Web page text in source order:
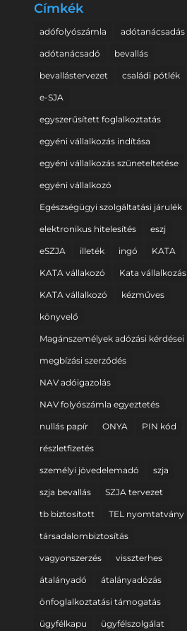
Címkék
adófolyószámla adótanácsadás
adótanácsadó bevallás
bevallástervezet családi pótlék
e-SJA
egyszerűsített foglalkoztatás
egyéni vállalkozás indítása
egyéni vállalkozás szüneteltetése
egyéni vállalkozó
Egészségügyi szolgáltatási járulék
elektronikus hitelesítés eszj
eSZJA illeték ingó KATA
KATA vállakozó Kata vállalkozás
KATA vállalkozó kézműves
könyvelő
Magánszemélyek adózási kérdései
megbízási szerződés
NAV adóigazolás
NAV folyószámla egyeztetés
nullás papír ONYA PIN kód
részletfizetés
személyi jövedelemadó szja
szja bevallás SZJA tervezet
tb biztosított TEL nyomtatvány
társadalombiztosítás
vagyonszerzés visszterhes
átalányadó átalányadózás
önfoglalkoztatási támogatás
ügyfélkapu ügyfélszolgálat